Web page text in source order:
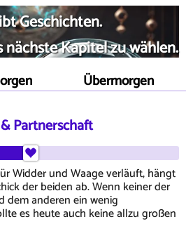
Geschichten.
Kapitel zu wählen.
Übermorgen
Partnerschaft
Widder und Waage verläuft, hängt
der beiden ab. Wenn keiner der
dem anderen ein wenig
es heute auch keine allzu großen